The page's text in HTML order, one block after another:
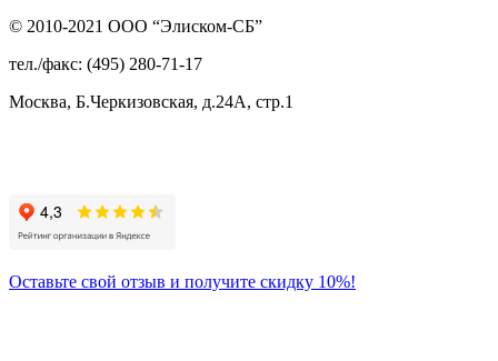
© 2010-2021 ООО “Элиском-СБ”
тел./факс: (495) 280-71-17
Москва, Б.Черкизовская, д.24А, стр.1
Оставьте свой отзыв и получите скидку 10%!